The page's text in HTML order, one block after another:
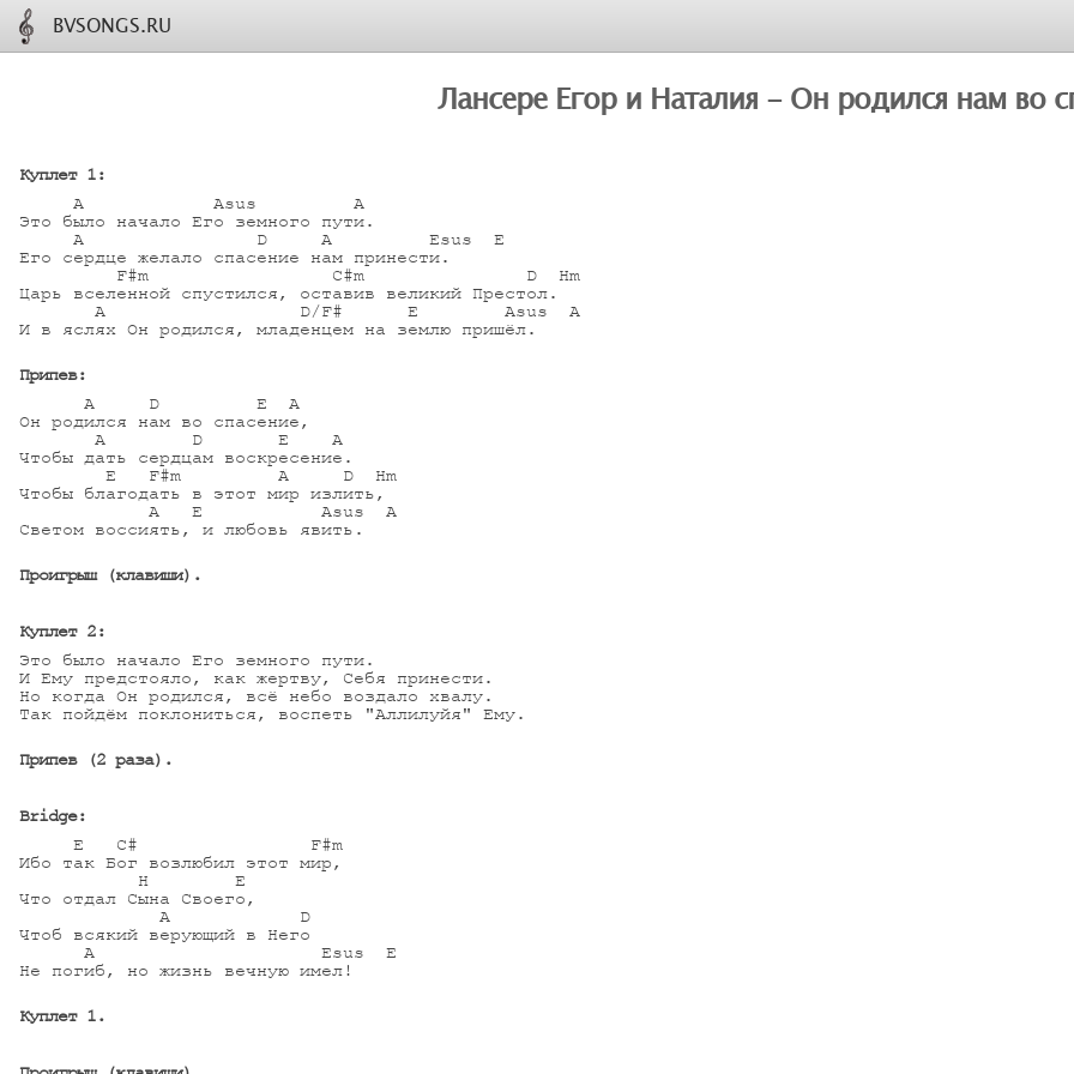
BVSONGS.RU
Лансере Егор и Наталия - Он родился нам во
Куплет 1:
     A            Asus         A
Это было начало Его земного пути.
     A                D     A         Esus  E
Его сердце желало спасение нам принести.
         F#m                 C#m               D  Hm
Царь вселенной спустился, оставив великий Престол.
       A                  D/F#      E        Asus  A
И в яслях Он родился, младенцем на землю пришёл.
Припев:
      A     D         E  A
Он родился нам во спасение,
       A        D       E    A
Чтобы дать сердцам воскресение.
        E   F#m         A     D  Hm
Чтобы благодать в этот мир излить,
            A   E           Asus  A
Светом воссиять, и любовь явить.
Проигрыш (клавиши).
Куплет 2:
Это было начало Его земного пути.
И Ему предстояло, как жертву, Себя принести.
Но когда Он родился, всё небо воздало хвалу.
Так пойдём поклониться, воспеть "Аллилуйя" Ему.
Припев (2 раза).
Bridge:
     E   C#                F#m
Ибо так Бог возлюбил этот мир,
           H        E
Что отдал Сына Своего,
             A            D
Чтоб всякий верующий в Него
      A                     Esus  E
Не погиб, но жизнь вечную имел!
Куплет 1.